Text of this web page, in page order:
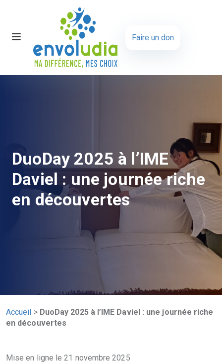
Faire un don
DuoDay 2025 à l’IME
Daviel : une journée riche
en découvertes
Accueil > DuoDay 2025 à l’IME Daviel : une journée riche
en découvertes
Mise en ligne le 21 novembre 2025